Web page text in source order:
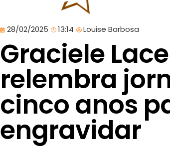
28/02/2025 13:14 Louise Barbosa
Graciele
relembra
cinco anos
engravidar